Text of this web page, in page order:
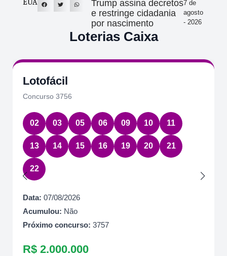
Trump assina decretos
e restringe cidadania
por nascimento
7 de
agosto
- 2026
Loterias Caixa
Lotofácil
Concurso 3756
02 03 05 06 09 10 11
13 14 15 16 19 20 21
22
Data: 07/08/2026
Acumulou: Não
Próximo concurso: 3757
R$ 2.000.000